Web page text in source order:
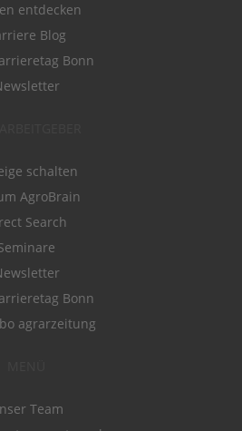
entdecken
Blog
Bonn
schalten
AgroBrain
Search
Bonn
agrarzeitung
Team